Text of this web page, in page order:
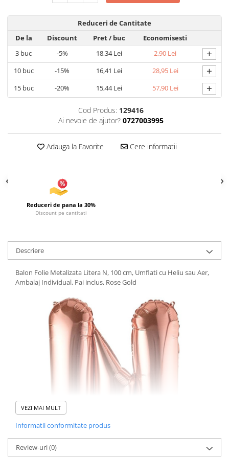
Articole pentru Iluminat
Lampi de veghe
Articole si, Echipamente pentru
Transport şi Ridicat
Pelerine, Umbrele si Accesorii
Videoproiectoare
Reduceri de Cantitate
De la
Discount Pret/ buc
Economisesti
3 buc -5% 18,34 Lei 2,90 Lei +
10buc -15% 16,41 Lei 28,95 Lei +
15buc -20% 15,44 Lei 57,90 Lei +
Cod Produs: 129416
Ai nevoie de ajutor? 0727003995
Adauga la Favorite Cere informatii
Reduceri de pana la 30%
Discount pe cantitati
Descriere
Balon Folie Metalizata Litera N, 100 cm, Umflati cu Heliu sau Aer,
Ambalaj Individual, Pai inclus, Rose Gold
VEZI MAI MULT
Informatii conformitate produs
Review-uri(0)